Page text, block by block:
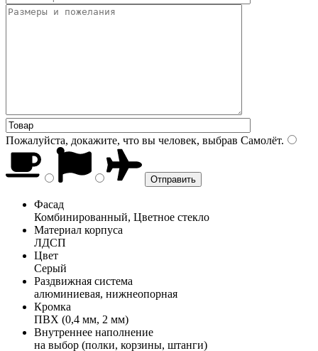
Пожалуйста, докажите, что вы человек, выбрав Самолёт.
Фасад
Комбинированный, Цветное стекло
Материал корпуса
ЛДСП
Цвет
Серый
Раздвижная система
алюминиевая, нижнеопорная
Кромка
ПВХ (0,4 мм, 2 мм)
Внутреннее наполнение
на выбор (полки, корзины, штанги)